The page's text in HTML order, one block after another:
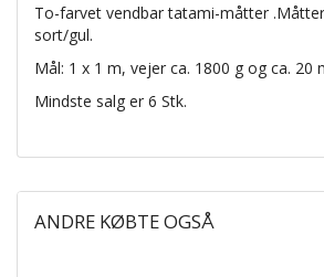
To-farvet vendbar tatami-måtter
sort/gul.
Mål: 1 x 1 m, vejer ca. 1800 g og ca. 20
Mindste salg er 6 Stk.
ANDRE KØBTE OGSÅ